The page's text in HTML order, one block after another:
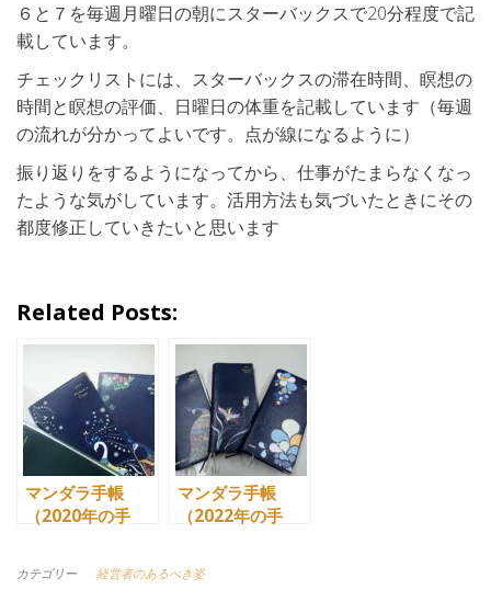
６と７を毎週月曜日の朝にスターバックスで20分程度で記
載しています。
チェックリストには、スターバックスの滞在時間、瞑想の
時間と瞑想の評価、日曜日の体重を記載しています（毎週
の流れが分かってよいです。点が線になるように）
振り返りをするようになってから、仕事がたまらなくなっ
たような気がしています。活用方法も気づいたときにその
都度修正していきたいと思います
Related Posts:
マンダラ手帳
（2020年の手
マンダラ手帳
（2022年の手
カテゴリー 経営者のあるべき姿